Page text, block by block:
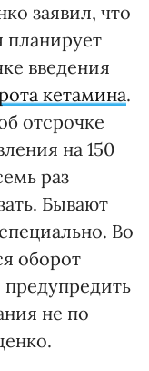
заявил, что
введения
кетамина.
отсрочке
на 150
раз
Бывают
Во
оборот
предупредить
не по